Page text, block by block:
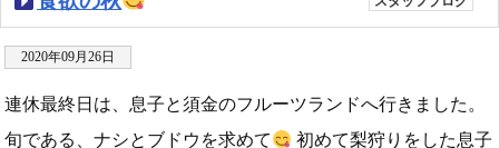
2020年09月26日
連休最終日は、息子と須金のフルーツランドへ行きました。
旬である、ナシとブドウを求めて
初めて梨狩りをした息子